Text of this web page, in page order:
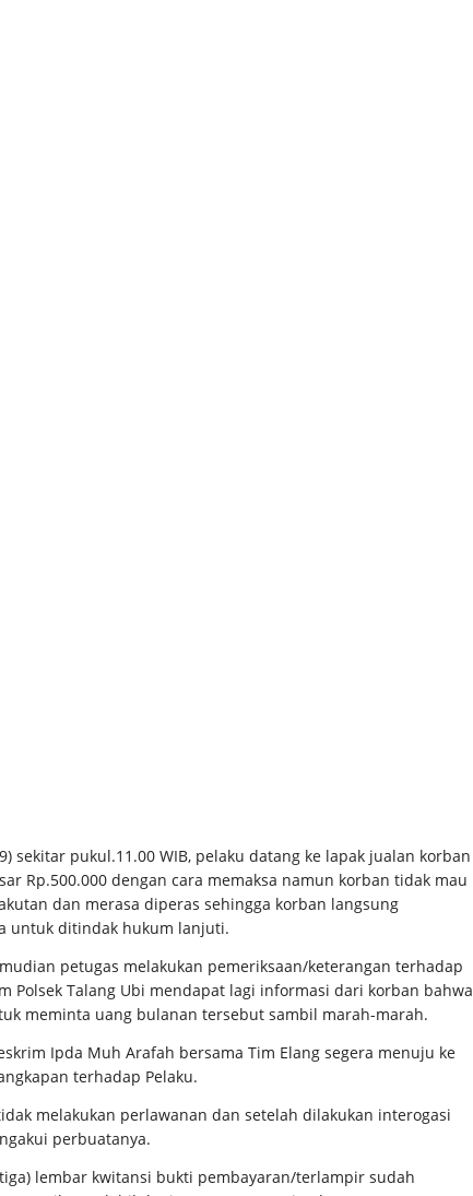
sekitar pukul.11.00 WIB, pelaku datang ke lapak jualan korban
Rp.500.000 dengan cara memaksa namun korban tidak mau
dan merasa diperas sehingga korban langsung
untuk ditindak hukum lanjuti.
petugas melakukan pemeriksaan/keterangan terhadap
Polsek Talang Ubi mendapat lagi informasi dari korban bahwa
meminta uang bulanan tersebut sambil marah-marah.
Ipda Muh Arafah bersama Tim Elang segera menuju ke
terhadap Pelaku.
melakukan perlawanan dan setelah dilakukan interogasi
perbuatanya.
lembar kwitansi bukti pembayaran/terlampir sudah